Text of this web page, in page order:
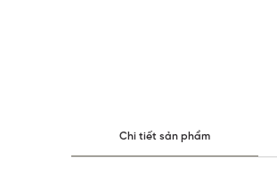
Chi tiết sản phẩm